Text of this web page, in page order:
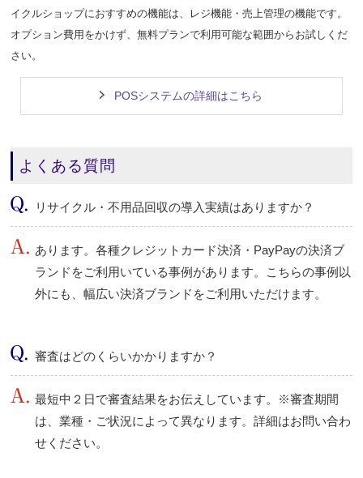
イクルショップにおすすめの機能は、レジ機能・売上管理の機能です。
オプション費用をかけず、無料プランで利用可能な範囲からお試しくだ
さい。
POSシステムの詳細はこちら
よくある質問
リサイクル・不用品回収の導入実績はありますか？
あります。各種クレジットカード決済・PayPayの決済ブ
ランドをご利用いている事例があります。こちらの事例以
外にも、幅広い決済ブランドをご利用いただけます。
審査はどのくらいかかりますか？
最短中２日で審査結果をお伝えしています。※審査期間
は、業種・ご状況によって異なります。詳細はお問い合わ
せください。